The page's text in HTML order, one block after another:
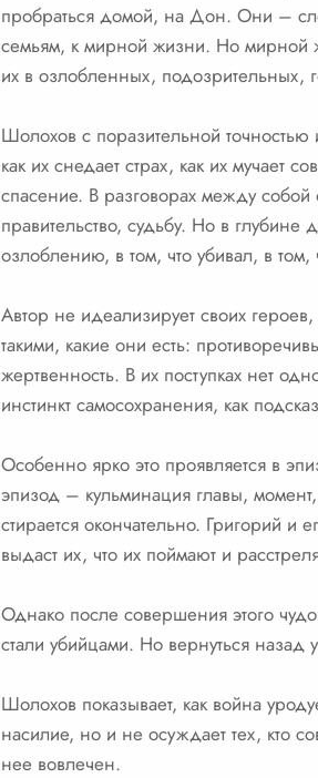
пробраться домой, на Дон. Они –
семьям, к мирной жизни. Но мирной
их в озлобленных, подозрительных,
Шолохов с поразительной
как их снедает страх, как их мучает
спасение. В разговорах между
правительство, судьбу. Но в
озлоблению, в том, что убивал, в том,
Автор не идеализирует своих
такими, какие они есть:
жертвенность. В их поступках нет
инстинкт самосохранения, как
Особенно ярко это проявляется в
эпизод – кульминация главы,
стирается окончательно. Григорий
выдаст их, что их поймают и
Однако после совершения этого
стали убийцами. Но вернуться
Шолохов показывает, как война
насилие, но и не осуждает тех, кто
нее вовлечен.